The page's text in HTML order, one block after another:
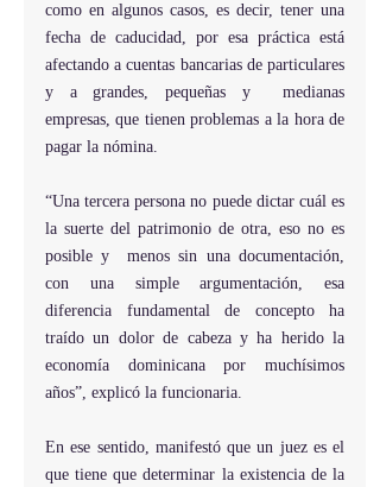
como en algunos casos, es decir, tener una
fecha de caducidad, por esa práctica está
afectando a cuentas bancarias de particulares
y a grandes, pequeñas y  medianas
empresas, que tienen problemas a la hora de
pagar la nómina.
“Una tercera persona no puede dictar cuál es
la suerte del patrimonio de otra, eso no es
posible y  menos sin una documentación,
con una simple argumentación, esa
diferencia fundamental de concepto ha
traído un dolor de cabeza y ha herido la
economía dominicana por muchísimos
años”, explicó la funcionaria.
En ese sentido, manifestó que un juez es el
que tiene que determinar la existencia de la